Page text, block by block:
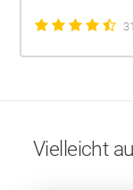
Vielleicht